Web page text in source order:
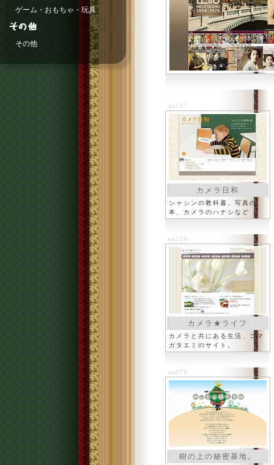
aa257
カメラ日和
シャシンの教科書、写真の
本、カメラのハナシなど
aa256
カメラ★ライフ
カメラと共にある生活、コマ
ガタエミのサイト。
aa079
樹の上の秘密基地。
ゲーム・おもちゃ・玩具
その他